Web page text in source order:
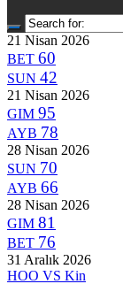
21 Nisan 2026
BET 60
SUN 42
21 Nisan 2026
GIM 95
AYB 78
28 Nisan 2026
SUN 70
AYB 66
28 Nisan 2026
GIM 81
BET 76
31 Aralık 2026
HOO VS Kin